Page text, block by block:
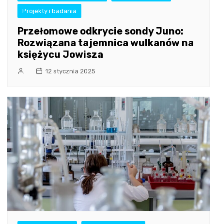
Projekty i badania
Przełomowe odkrycie sondy Juno:
Rozwiązana tajemnica wulkanów na
księżycu Jowisza
12 stycznia 2025